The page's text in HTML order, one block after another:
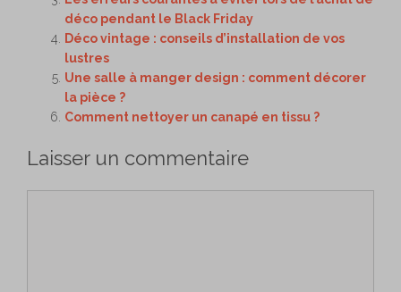
déco pendant le Black Friday
Déco vintage : conseils d’installation de vos
lustres
Une salle à manger design : comment décorer
la pièce ?
Comment nettoyer un canapé en tissu ?
Laisser un commentaire